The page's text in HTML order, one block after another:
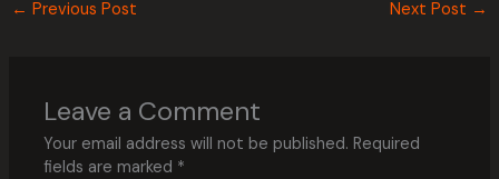
← Previous Post Next Post →
Leave a Comment
Your email address will not be published. Required
fields are marked *